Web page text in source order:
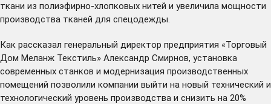
ткани из полиэфирно-хлопковых нитей и увеличила мощности
производства тканей для спецодежды.
Как рассказал генеральный директор предприятия «Торговый
Дом Меланж Текстиль» Александр Смирнов, установка
современных станков и модернизация производственных
помещений позволили компании выйти на новый технический и
технологический уровень производства и снизить на 20%